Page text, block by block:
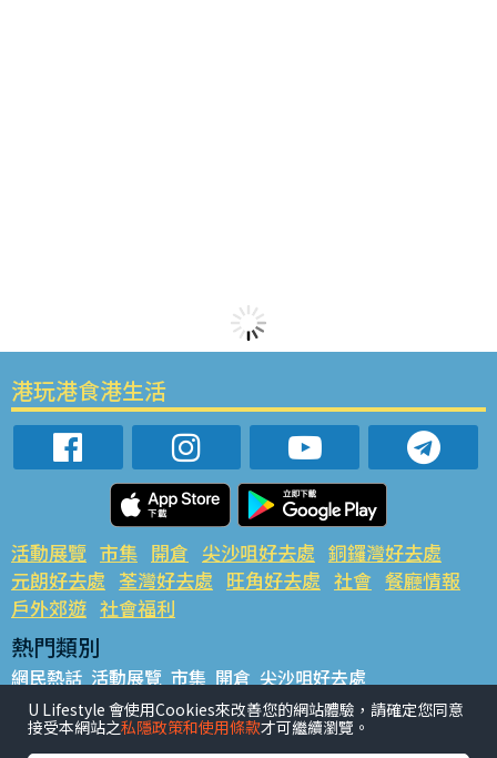
港玩港食港生活
活動展覽 市集 開倉 尖沙咀好去處 銅鑼灣好去處
元朗好去處 荃灣好去處 旺角好去處 社會 餐廳情報
戶外郊遊 社會福利
熱門類別
網民熱話 活動展覽 市集 開倉 尖沙咀好去處
銅鑼灣好去處 元朗好去處 荃灣好去處 旺角好去處 社會
餐廳情報 戶外郊遊
U Lifestyle 會使用Cookies來改善您的網站體驗，請確定您同意
接受本網站之私隱政策和使用條款才可繼續瀏覽。